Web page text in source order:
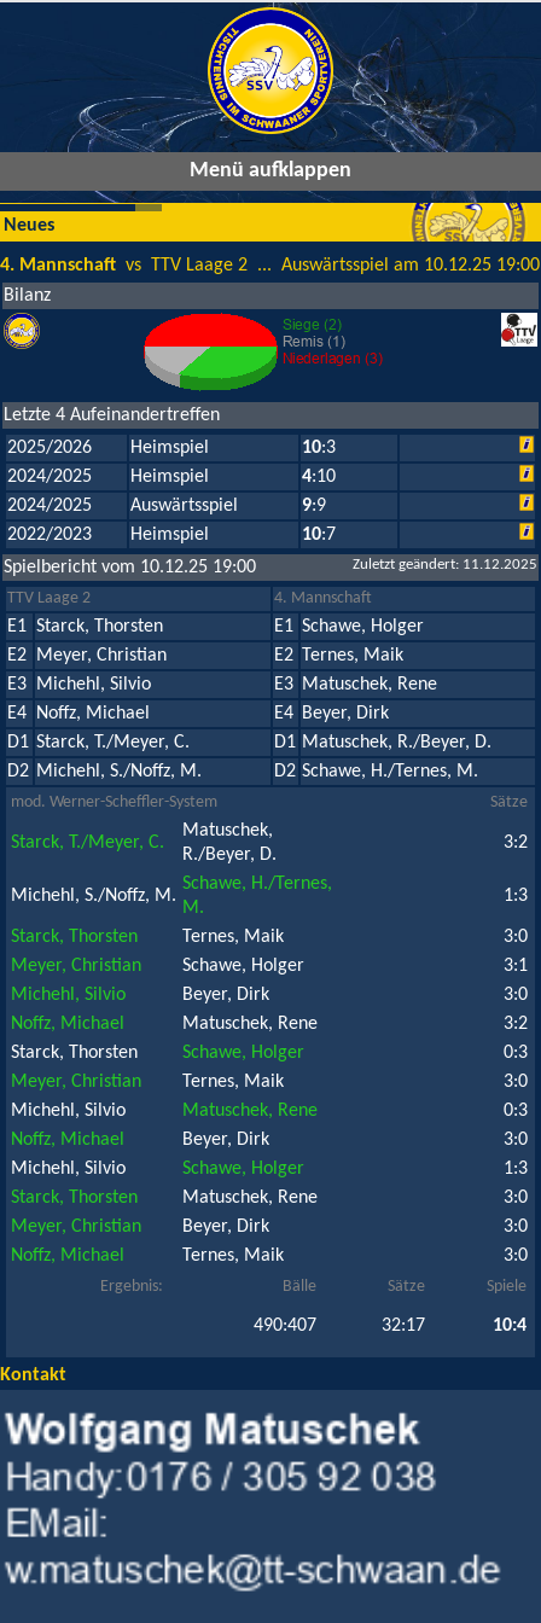
Menü aufklappen
Neues
4. Mannschaft vs TTV Laage 2 ... Auswärtsspiel am 10.12.25 19:00
Bilanz
Letzte 4 Aufeinandertreffen
2025/2026
Heimspiel 10:3
2024/2025
Heimspiel 4:10
2024/2025
Auswärtsspiel 9:9
2022/2023
Heimspiel 10:7
Spielbericht vom 10.12.25 19:00
Zuletzt geändert: 11.12.2025
TTV Laage 2 4. Mannschaft
E1 Starck, Thorsten E1 Schawe, Holger
E2
Meyer, Christian E2 Ternes, Maik
E3
Michehl, Silvio E3 Matuschek, Rene
E4
Noffz, Michael E4 Beyer, Dirk
D1 Starck, T./Meyer, C. D1 Matuschek, R./Beyer, D.
D2 Michehl, S./Noffz, M. D2 Schawe, H./Ternes, M.
mod. Werner-Scheffler-System Sätze
Starck, T./Meyer, C.
Matuschek,
R./Beyer, D.
3:2
Michehl, S./Noffz, M.
Schawe, H./Ternes,
M.
1:3
Starck, Thorsten Ternes, Maik
3:0
Meyer, Christian
Schawe, Holger
3:1
Michehl, Silvio
Beyer, Dirk
3:0
Noffz, Michael
Matuschek, Rene
3:2
Starck, Thorsten
Schawe, Holger
0:3
Meyer, Christian
Ternes, Maik
3:0
Michehl, Silvio
Matuschek, Rene
0:3
Noffz, Michael
Beyer, Dirk
3:0
Michehl, Silvio
Schawe, Holger
1:3
Starck, Thorsten
Matuschek, Rene
3:0
Meyer, Christian
Beyer, Dirk
3:0
Noffz, Michael
Ternes, Maik 3:0
Ergebnis: Bälle Sätze Spiele
490:407 32:17 10:4
Kontakt